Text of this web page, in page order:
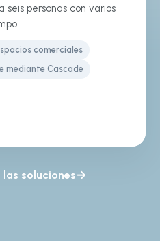
personas con varios
comerciales
mediante Cascade
soluciones